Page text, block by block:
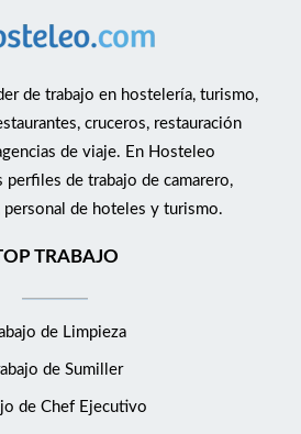
de trabajo en hostelería, turismo,
cruceros, restauración
de viaje. En Hosteleo
de trabajo de camarero,
de hoteles y turismo.
TRABAJO
de Limpieza
de Sumiller
de Chef Ejecutivo